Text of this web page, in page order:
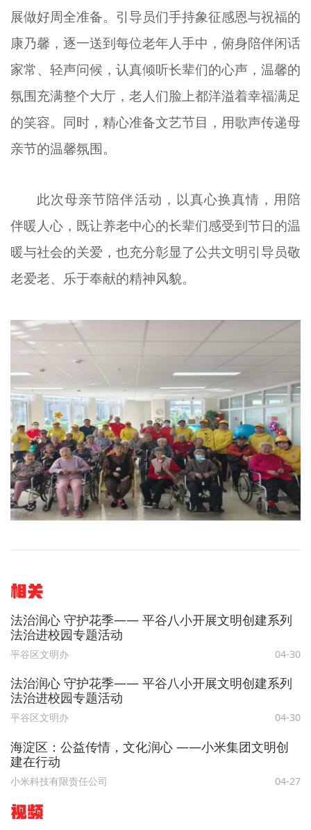
专题
资料库
+
展做好周全准备。引导员们手持象征感恩与祝福的
康乃馨，逐一送到每位老年人手中，俯身陪伴闲话
家常、轻声问候，认真倾听长辈们的心声，温馨的
氛围充满整个大厅，老人们脸上都洋溢着幸福满足
的笑容。同时，精心准备文艺节目，用歌声传递母
亲节的温馨氛围。
此次母亲节陪伴活动，以真心换真情，用陪
伴暖人心，既让养老中心的长辈们感受到节日的温
暖与社会的关爱，也充分彰显了公共文明引导员敬
老爱老、乐于奉献的精神风貌。
相关
法治润心 守护花季—— 平谷八小开展文明创建系列
法治进校园专题活动
平谷区文明办 04-30
法治润心 守护花季—— 平谷八小开展文明创建系列
法治进校园专题活动
平谷区文明办 04-30
海淀区：公益传情，文化润心 ——小米集团文明创
建在行动
小米科技有限责任公司 04-27
视频